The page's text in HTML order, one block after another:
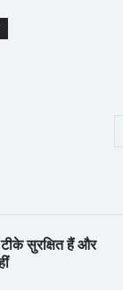
सुरक्षित हैं और